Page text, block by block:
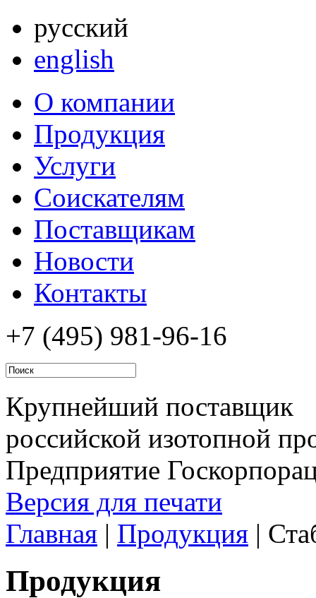
русский
english
О компании
Продукция
Услуги
Соискателям
Поставщикам
Новости
Контакты
+7 (495) 981-96-16
Крупнейший поставщик
российской изотопной
Предприятие
Версия для печати
Главная | Продукция |
Продукция